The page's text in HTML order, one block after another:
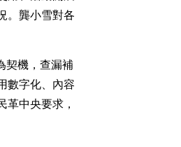
。龔小雪對各
契機，查漏補
數字化、內容
革中央要求，